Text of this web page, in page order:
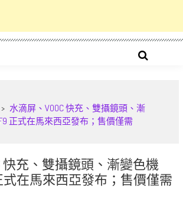
> 水滴屏、VOOC 快充、雙攝鏡頭、漸
正式在馬來西亞發布；售價僅需
快充、雙攝鏡頭、漸變色機
式在馬來西亞發布；售價僅需